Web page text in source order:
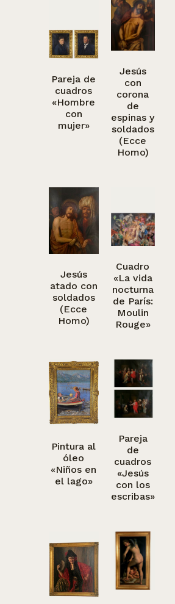
Pareja de
cuadros
«Hombre
con
mujer»
Jesús
con
corona
de
espinas y
soldados
(Ecce
Homo)
Jesús
atado con
soldados
(Ecce
Homo)
Cuadro
«La vida
nocturna
de París:
Moulin
Rouge»
Pintura al
óleo
«Niños en
el lago»
Pareja
de
cuadros
«Jesús
con los
escribas»